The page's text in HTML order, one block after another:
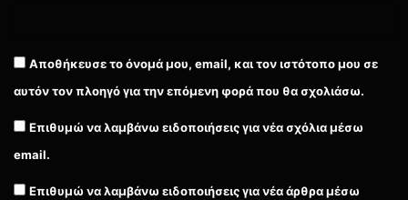
Αποθήκευσε το όνομά μου, email, και τον ιστότοπο μου σε
αυτόν τον πλοηγό για την επόμενη φορά που θα σχολιάσω.
Επιθυμώ να λαμβάνω ειδοποιήσεις για νέα σχόλια μέσω
email.
Επιθυμώ να λαμβάνω ειδοποιήσεις για νέα άρθρα μέσω